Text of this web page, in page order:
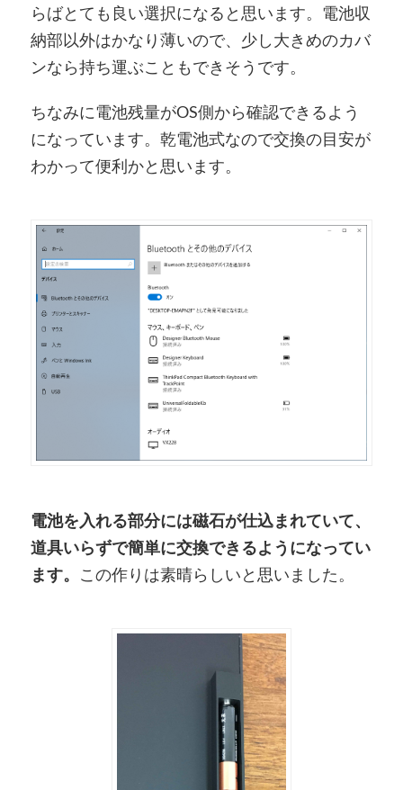
らばとても良い選択になると思います。電池収
納部以外はかなり薄いので、少し大きめのカバ
ンなら持ち運ぶこともできそうです。
ちなみに電池残量がOS側から確認できるよう
になっています。乾電池式なので交換の目安が
わかって便利かと思います。
電池を入れる部分には磁石が仕込まれていて、
道具いらずで簡単に交換できるようになってい
ます。 この作りは素晴らしいと思いました。